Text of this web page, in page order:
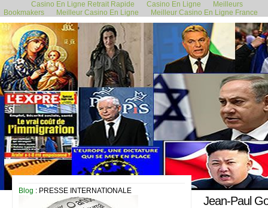
Casino En Ligne Retrait Rapide Casino En Ligne
Meilleurs
Bookmakers
Meilleur Casino En Ligne Meilleur Casino En Ligne France
Blog : PRESSE INTERNATIONALE 16 décembre 2020
Jean-Paul